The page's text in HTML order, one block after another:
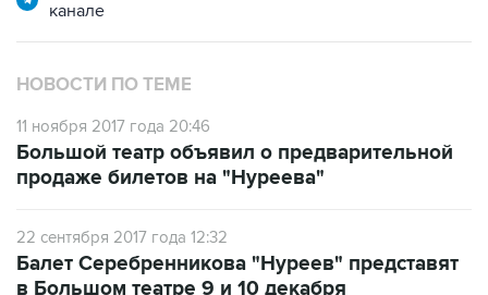
НОВОСТИ ПО ТЕМЕ
11 ноября 2017 года 20:46
продаже билетов на "Нуреева"
22 сентября 2017 года 12:32
в Большом театре 9 и 10 декабря